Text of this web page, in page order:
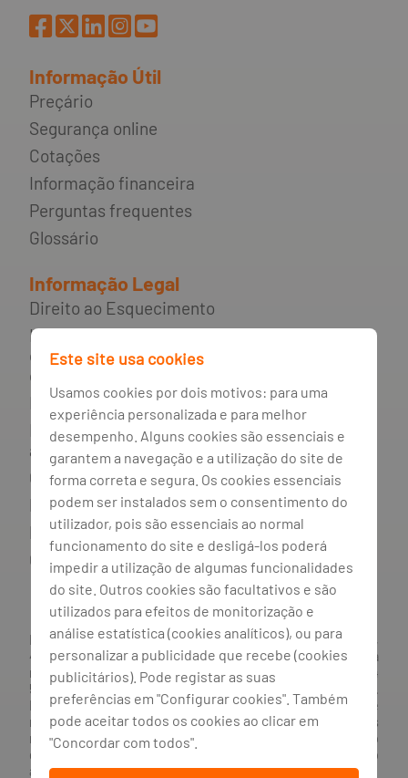
Informação Útil
Preçário
Segurança online
Cotações
Informação financeira
Perguntas frequentes
Glossário
Informação Legal
Direito ao Esquecimento
Incumprimento de contratos de
crédito e rede de apoio ao
consumidor endividado
Mediador do crédito
Livro de reclamações e resolução
alternativa de litígios
Canal de irregularidades
Política de privacidade
Política de cookies
Gestão de cookies
BANCO BPI, S.A., com sede na Avenida da Boavista, 1117,
4100-129 Porto; Capital Social: € 1 293 063 324,98; matriculada
na CRC Porto sob o número de matrícula PTIRNMJ 501 214
534, como o número de identificação fiscal 501 214 534.
Intermediário financeiro registado na CMVM com o n° 300 e
no Banco de Portugal sob o código n° 10. Agente de Seguros
n.º 419527591, registado junto da Autoridade de Supervisão
de Seguros e Fundos de Pensões em 21/01/2019, e autorizado
a exercer atividade nos Ramos de Seguro Vida e Não Vida.
Este site usa cookies
Usamos cookies por dois motivos: para uma
experiência personalizada e para melhor
desempenho. Alguns cookies são essenciais e
garantem a navegação e a utilização do site de
forma correta e segura. Os cookies essenciais
podem ser instalados sem o consentimento do
utilizador, pois são essenciais ao normal
funcionamento do site e desligá-los poderá
impedir a utilização de algumas funcionalidades
do site. Outros cookies são facultativos e são
utilizados para efeitos de monitorização e
análise estatística (cookies analíticos), ou para
personalizar a publicidade que recebe (cookies
publicitários). Pode registar as suas
preferências em "Configurar cookies". Também
pode aceitar todos os cookies ao clicar em
"Concordar com todos".